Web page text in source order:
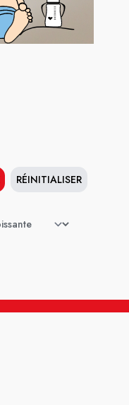
RÉINITIALISER